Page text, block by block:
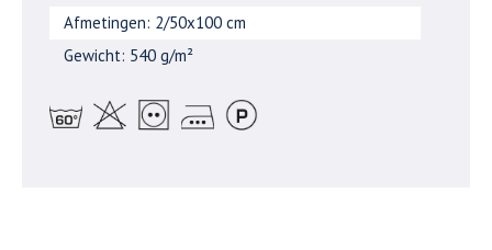
Afmetingen: 2/50x100 cm
Gewicht: 540 g/m²